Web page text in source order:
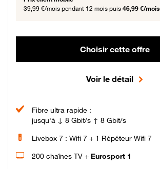
39,99 €/mois pendant 12 mois puis 46,99 €/mois
Choisir cette offre
Voir le détail
Fibre ultra rapide :
jusqu'à ↓ 8 Gbit/s ↑ 8 Gbit/s
Livebox 7 : Wifi 7 + 1 Répéteur Wifi 7
200 chaînes TV + Eurosport 1